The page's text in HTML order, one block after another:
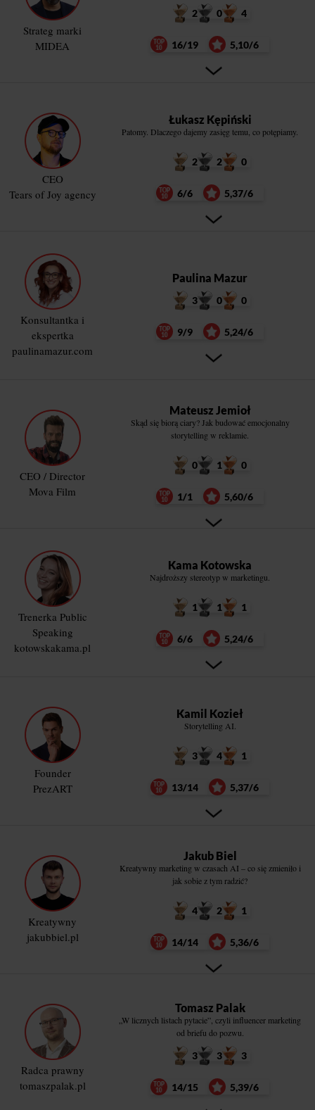
Strateg marki
MIDEA
2 0 4
16/19 5,10/6
CEO
Tears of Joy agency
Łukasz Kępiński
Patomy. Dlaczego dajemy zasięg temu, co potępiamy.
2 2 0
6/6 5,37/6
Konsultantka i
ekspertka
paulinamazur.com
Paulina Mazur
3 0 0
9/9 5,24/6
CEO / Director
Mova Film
Mateusz Jemioł
Skąd się biorą ciary? Jak budować emocjonalny
storytelling w reklamie.
0 1 0
1/1 5,60/6
Trenerka Public
Speaking
kotowskakama.pl
Kama Kotowska
Najdroższy stereotyp w marketingu.
1 1 1
6/6 5,24/6
Founder
PrezART
Kamil Kozieł
Storytelling AI.
3 4 1
13/14 5,37/6
Kreatywny
jakubbiel.pl
Jakub Biel
Kreatywny marketing w czasach AI – co się zmieniło i
jak sobie z tym radzić?
4 2 1
14/14 5,36/6
Radca prawny
tomaszpalak.pl
Tomasz Palak
„W licznych listach pytacie”, czyli influencer marketing
od briefu do pozwu.
3 3 3
14/15 5,39/6